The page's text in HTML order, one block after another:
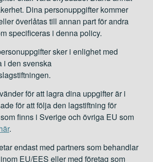
Dina personuppgifter kommer
överlåtas till annan part för andra
specificeras i denna policy.
sker i enlighet med
i den svenska
för att lagra dina uppgifter är i
för att följa den lagstiftning för
finns i Sverige och övriga EU som
.
endast med partners som behandlar
EU/EES eller med företag som